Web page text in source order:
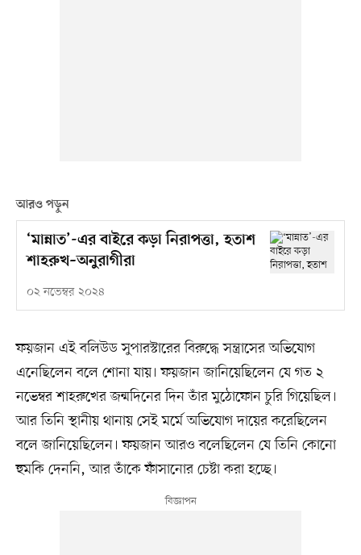
আরও পড়ুন
‘মান্নাত’-এর বাইরে কড়া নিরাপত্তা, হতাশ
শাহরুখ–অনুরাগীরা
০২ নভেম্বর ২০২৪
ফয়জান এই বলিউড সুপারস্টারের বিরুদ্ধে সন্ত্রাসের অভিযোগ
এনেছিলেন বলে শোনা যায়। ফয়জান জানিয়েছিলেন যে গত ২
নভেম্বর শাহরুখের জন্মদিনের দিন তাঁর মুঠোফোন চুরি গিয়েছিল।
আর তিনি স্থানীয় থানায় সেই মর্মে অভিযোগ দায়ের করেছিলেন
বলে জানিয়েছিলেন। ফয়জান আরও বলেছিলেন যে তিনি কোনো
হুমকি দেননি, আর তাঁকে ফাঁসানোর চেষ্টা করা হচ্ছে।